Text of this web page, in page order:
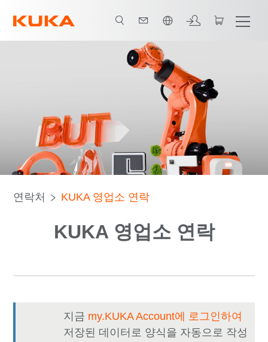
연락처 KUKA 영업소 연락
KUKA 영업소 연락
지금 my.KUKA Account에 로그인하여
저장된 데이터로 양식을 자동으로 작성